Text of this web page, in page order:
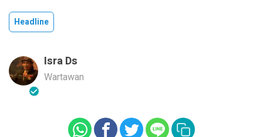
Headline
Isra Ds
Wartawan